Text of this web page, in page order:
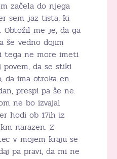
začela do njega
sem jaz tista, ki
me je, da ga
še vedno dojim
tega ne more imeti
povem, da se stiki
da ima otroka en
prespi pa še ne.
ne bo izvajal
hodi ob 17ih iz
narazen. Z
v mojem kraju se
pa pravi, da mi ne